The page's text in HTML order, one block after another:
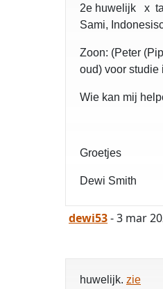
2e huwelijk x
Sami,
Zoon: (Peter
oud) voor
Wie kan mij
Groetjes
Dewi Smith
dewi53- 3 mar
huwelijk. zie